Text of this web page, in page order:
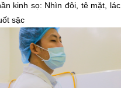
kinh sọ: Nhìn đôi, tê mặt,
sặc